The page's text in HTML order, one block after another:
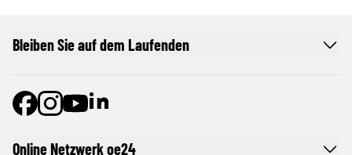
Online Netzwerk oe24
Bleiben Sie auf dem Laufenden